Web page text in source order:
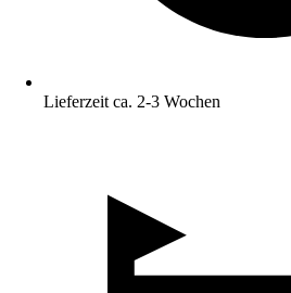
Lieferzeit ca. 2-3 Wochen